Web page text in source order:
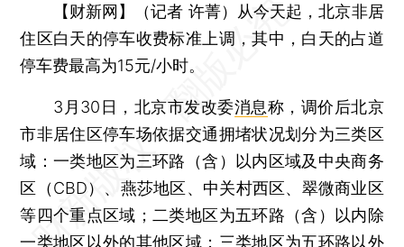
【财新网】（记者 许菁）
从今天起，北京非居
住区白天的停车收费标准上调，其中，白天的占道
停车费最高为15元/小时。
3月30日，北京市发改委消息称，调价后北京
市非居住区停车场依据交通拥堵状况划分为三类区
域：一类地区为三环路（含）以内区域及中央商务
区（CBD）、燕莎地区、中关村西区、翠微商业区
等四个重点区域；二类地区为五环路（含）以内除
一类地区以外的其他区域；三类地区为五环路以外